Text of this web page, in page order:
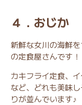
４．おじか
新鮮な女川の海鮮
の定食屋さんです！
カキフライ定食、
など、どれも美味
りが並んでいます♪